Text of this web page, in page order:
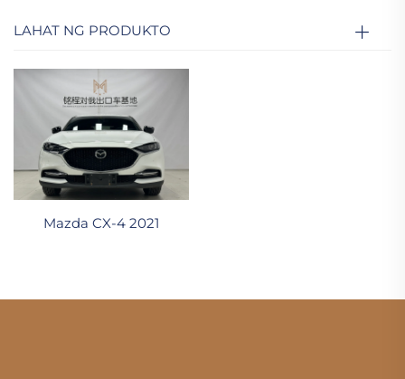
LAHAT NG PRODUKTO
Mazda CX-4 2021